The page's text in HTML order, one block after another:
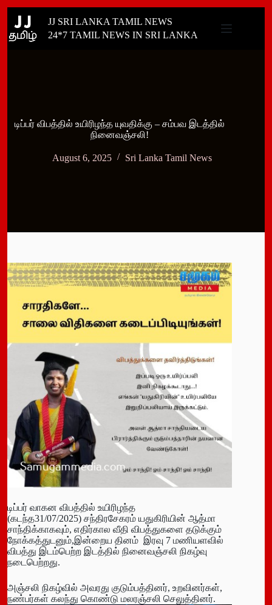
content
JJ SRI LANKA TAMIL NEWS
24*7 TAMIL NEWS IN SRI LANKA
டிப்பர் விபத்தில் உயிரிழந்த யுவதிக்கு – சம்பவ இடத்தில்
நினைவஞ்சலி!
August 6, 2025 Sri Lanka Tamil News
டிப்பர் வாகன விபத்தில் உயிரிழந்த
(கடந்த31/07/2025) சந்திரசேகரம் யதுகிரியின் ஆத்மா
சாந்திக்காகவும், எதிர்கால வீதி விபத்துகளை தடுக்கும்
நோக்கத்துடனும்,இன்றைய தினம் இரவு 7 மணியளவில்
விபத்து இடம்பெற்ற இடத்தில் நினைவஞ்சலி நிகழ்வு
நடைபெற்றது.
அஞ்சலி நிகழ்வில் அவரது குடும்பத்தினர், உறவினர்கள்,
நண்பர்கள் கலந்து கொண்டு மலரஞ்சலி செலுத்தினர்.